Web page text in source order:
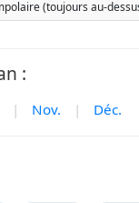
(toujours au-
:
| Nov. | Déc.